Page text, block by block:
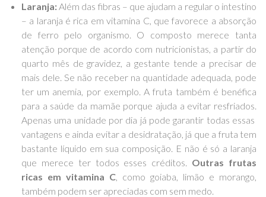
Laranja:Além das fibras – que ajudam a regular o intestino
– a laranja é rica em vitamina C, que favorece a absorção
de ferro pelo organismo. O composto merece tanta
atenção porque de acordo com nutricionistas, a partir do
quarto mês de gravidez, a gestante tende a precisar de
mais dele. Se não receber na quantidade adequada, pode
ter um anemia, por exemplo. A fruta também é benéfica
para a saúde da mamãe porque ajuda a evitar resfriados.
Apenas uma unidade por dia já pode garantir todas essas
vantagens e ainda evitar a desidratação, já que a fruta tem
bastante líquido em sua composição. E não é só a laranja
que merece ter todos esses créditos. Outras frutas
ricas em vitamina C, como goiaba, limão e morango,
também podem ser apreciadas com sem medo.